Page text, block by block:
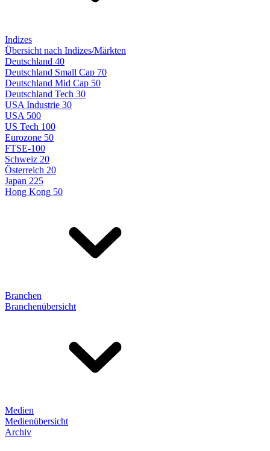
Indizes
Übersicht nach Indizes/Märkten
Deutschland 40
Deutschland Small Cap 70
Deutschland Mid Cap 50
Deutschland Tech 30
USA Industrie 30
USA 500
US Tech 100
Eurozone 50
FTSE-100
Schweiz 20
Österreich 20
Japan 225
Hong Kong 50
Branchen
Branchenübersicht
Medien
Medienübersicht
Archiv